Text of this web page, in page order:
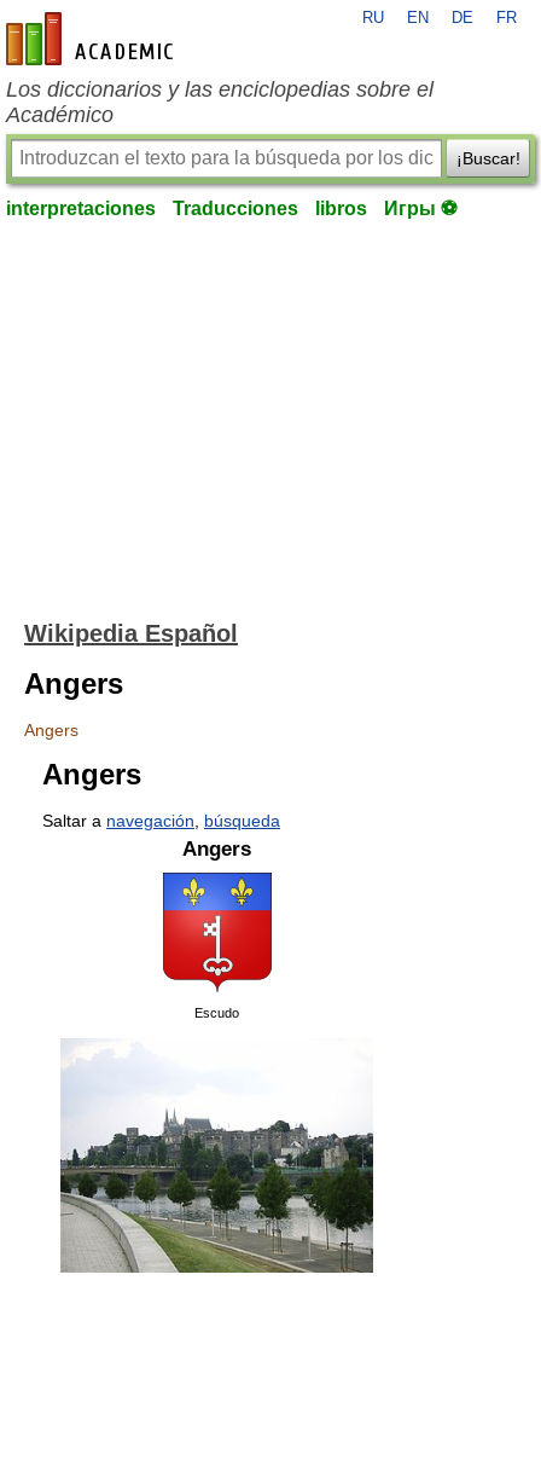
es-academic.com
RU EN DE FR
Los diccionarios y las enciclopedias sobre el
Académico
¡Buscar!
interpretaciones Traducciones libros Игры ⚽
Wikipedia Español
Angers
Angers
Angers
Saltar a navegación búsqueda
Angers
Escudo